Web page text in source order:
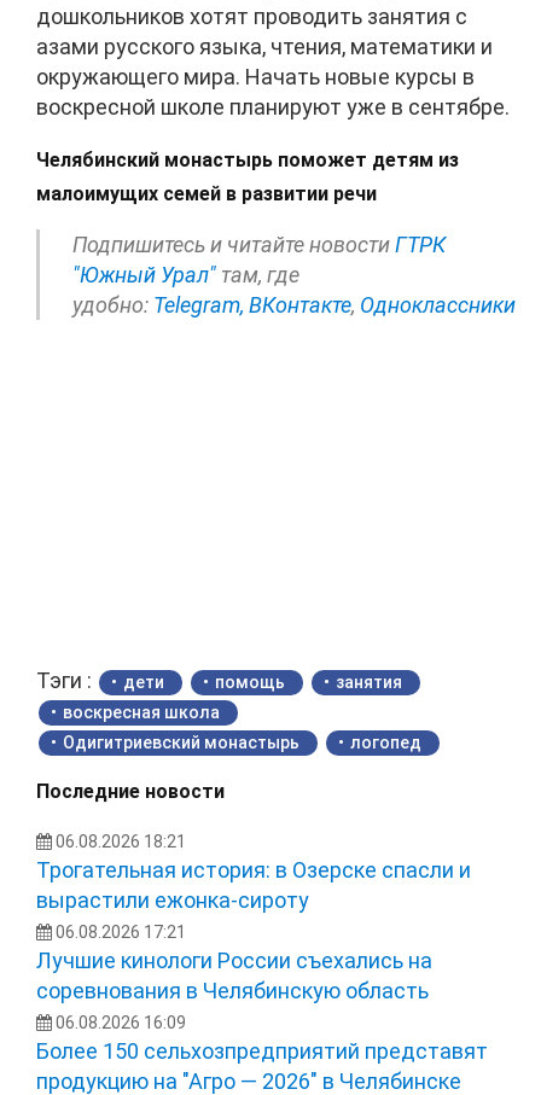
дошкольников хотят проводить занятия с
азами русского языка, чтения, математики и
окружающего мира. Начать новые курсы в
воскресной школе планируют уже в сентябре.
Челябинский монастырь поможет детям из
малоимущих семей в развитии речи
Подпишитесь и читайте новостиГТРК
"Южный Урал" там, где
удобно: Telegram, ВКонтакте, Одноклассники
Тэги : дети помощь
занятия
воскресная школа
Одигитриевский монастырь
логопед
Последние новости
06.08.2026 18:21
Трогательная история: в Озерске спасли и
вырастили ежонка‑сироту
06.08.2026 17:21
Лучшие кинологи России съехались на
соревнования в Челябинскую область
06.08.2026 16:09
Более 150 сельхозпредприятий представят
продукцию на "Агро — 2026" в Челябинске